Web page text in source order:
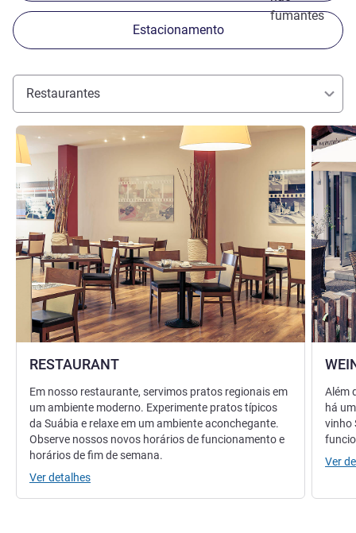
fumantes
Estacionamento
Restaurantes
RESTAURANT
Ver detalhes
Em nosso restaurante, servimos pratos regionais em
um ambiente moderno. Experimente pratos típicos
da Suábia e relaxe em um ambiente aconchegante.
Observe nossos novos horários de funcionamento e
horários de fim de semana.
Ver detalhes
Ver
Além
há
vinho
Ver